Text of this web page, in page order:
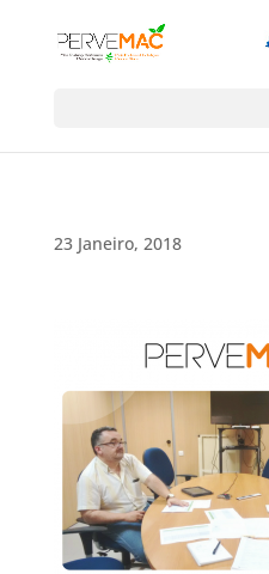
23 Janeiro, 2018